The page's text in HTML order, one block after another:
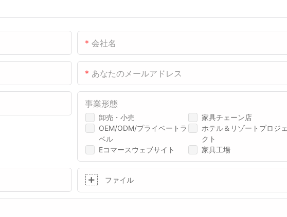
会社名
あなたのメールアドレス
卸売・小売 家具チェーン店
OEM/ODM/プライベートラ
ベル
ホテル＆リゾートプロジェ
クト
Eコマースウェブサイト
家具工場
事業形態
ファイル